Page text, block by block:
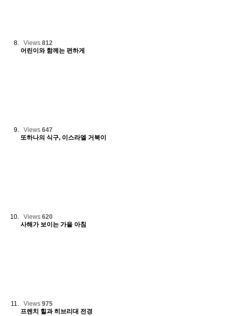
Views 812
어린이와 함께는 편하게
Views 647
또하나의 식구, 이스라엘 거북이
Views 620
사해가 보이는 가을 아침
Views 975
프렌치 힐과 히브리대 전경